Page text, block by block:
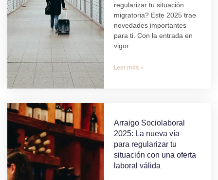
regularizar tu situación
migratoria? Este 2025 trae
novedades importantes
para ti. Con la entrada en
vigor
Leer más »
Arraigo Sociolaboral
2025: La nueva vía
para regularizar tu
situación con una oferta
laboral válida